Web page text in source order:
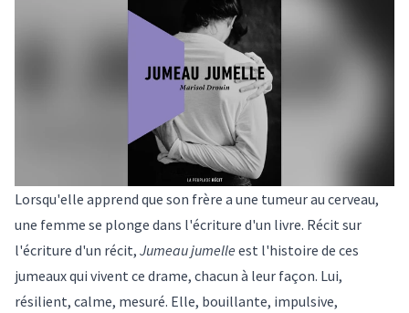
Lorsqu'elle apprend que son frère a une tumeur au cerveau,
une femme se plonge dans l'écriture d'un livre. Récit sur
l'écriture d'un récit, Jumeau jumelle est l'histoire de ces
jumeaux qui vivent ce drame, chacun à leur façon. Lui,
résilient, calme, mesuré. Elle, bouillante, impulsive,